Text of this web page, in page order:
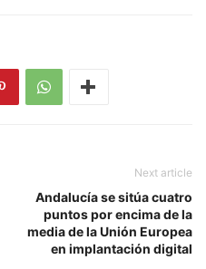
Next article
Andalucía se sitúa cuatro
puntos por encima de la
media de la Unión Europea
en implantación digital